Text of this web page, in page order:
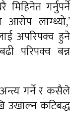
गर्नुपर्ने
लाग्थ्यो,’
अपरिपक्व हुने
परिपक्व बन्न
अन्त्य गर्ने र कसैले
उखाल्न कटिबद्ध